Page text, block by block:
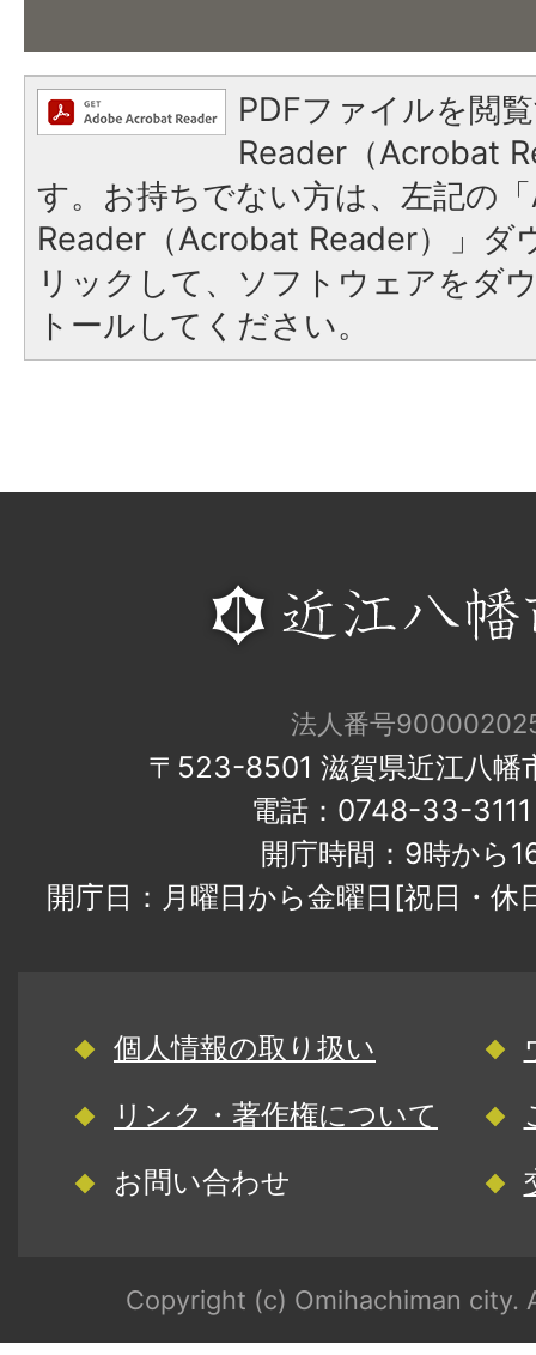
PDFファイルを閲
Reader（Acrobat
す。お持ちでない方は、左記の
Reader（Acrobat Reader）」ダ
リックして、ソフトウェアをダ
トールしてください。
法人番号
〒523-8501 滋賀県近江八幡
電話：0748-33-
開庁時間：9時から
開庁日：月曜日から金曜日[祝日・
個人情報の取り扱い
リンク・著作権について
お問い合わせ
Copyright (c) Omihachiman city.